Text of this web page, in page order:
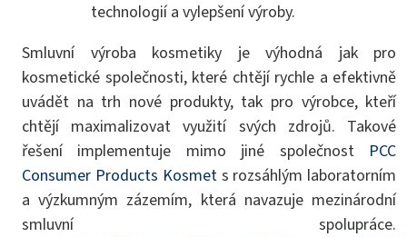
technologií a vylepšení výroby.
Smluvní výroba kosmetiky je výhodná jak pro
kosmetické společnosti, které chtějí rychle a efektivně
uvádět na trh nové produkty, tak pro výrobce, kteří
chtějí maximalizovat využití svých zdrojů. Takové
řešení implementuje mimo jiné společnost PCC
Consumer Products Kosmets rozsáhlým laboratorním
a výzkumným zázemím, která navazuje mezinárodní
smluvní spolupráce.